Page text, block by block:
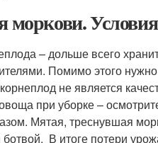
моркови.
– дольше всего
Помимо этого
не является
при уборке –
Мятая, треснувшая
В итоге потери